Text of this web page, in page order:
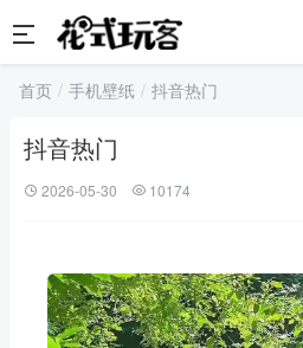
首页 手机壁纸 抖音热门
抖音热门
2026-05-30 10174